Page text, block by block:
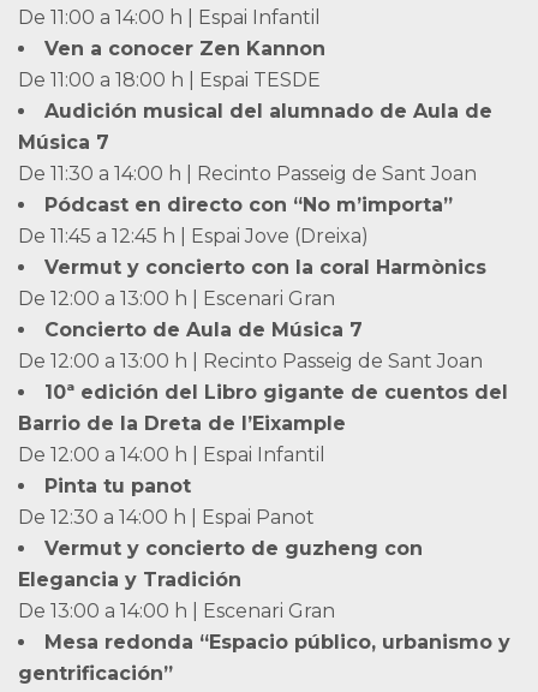
De 11:00 a 14:00 h | Espai Infantil
Ven a conocer Zen Kannon
De 11:00 a 18:00 h | Espai TESDE
Audición musical del alumnado de Aula de
Música 7
De 11:30 a 14:00 h | Recinto Passeig de Sant Joan
Pódcast en directo con “No m’importa”
De 11:45 a 12:45 h | Espai Jove (Dreixa)
Vermut y concierto con la coral Harmònics
De 12:00 a 13:00 h | Escenari Gran
Concierto de Aula de Música 7
De 12:00 a 13:00 h | Recinto Passeig de Sant Joan
10ª edición del Libro gigante de cuentos del
Barrio de la Dreta de l’Eixample
De 12:00 a 14:00 h | Espai Infantil
Pinta tu panot
De 12:30 a 14:00 h | Espai Panot
Vermut y concierto de guzheng con
Elegancia y Tradición
De 13:00 a 14:00 h | Escenari Gran
Mesa redonda “Espacio público, urbanismo y
gentrificación”